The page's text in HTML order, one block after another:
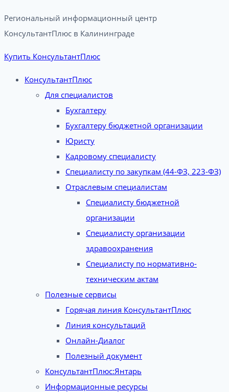
Региональный информационный центр
КонсультантПлюс в Калининграде​
Купить КонсультантПлюс
КонсультантПлюс
Для специалистов
Бухгалтеру
Бухгалтеру бюджетной организации
Юристу
Кадровому специалисту
Специалисту по закупкам (44-ФЗ, 223-ФЗ)
Отраслевым специалистам
Специалисту бюджетной
организации
Специалисту организации
здравоохранения
Специалисту по нормативно-
техническим актам
Полезные сервисы
Горячая линия КонсультантПлюс
Линия консультаций
Онлайн-Диалог
Полезный документ
КонсультантПлюс:Янтарь
Информационные ресурсы